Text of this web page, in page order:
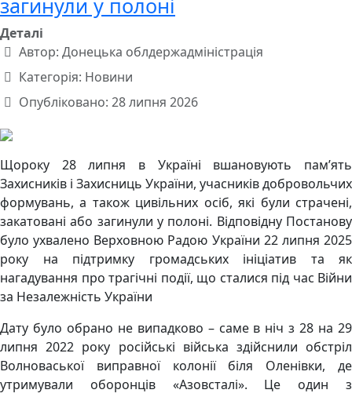
загинули у полоні
Деталі
Автор: Донецька облдержадміністрація
Категорія: Новини
Опубліковано: 28 липня 2026
Щороку 28 липня в Україні вшановують пам’ять
Захисників і Захисниць України, учасників добровольчих
формувань, а також цивільних осіб, які були страчені,
закатовані або загинули у полоні. Відповідну Постанову
було ухвалено Верховною Радою України 22 липня 2025
року на підтримку громадських ініціатив та як
нагадування про трагічні події, що сталися під час Війни
за Незалежність України
Дату було обрано не випадково – саме в ніч з 28 на 29
липня 2022 року російські війська здійснили обстріл
Волноваської виправної колонії біля Оленівки, де
утримували оборонців «Азовсталі». Це один з